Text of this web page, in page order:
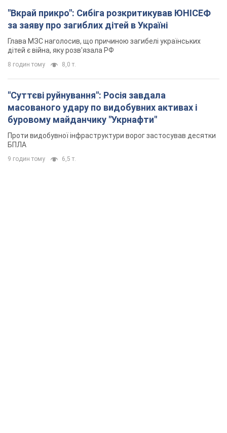
"Вкрай прикро": Сибіга розкритикував ЮНІСЕФ
за заяву про загиблих дітей в Україні
Глава МЗС наголосив, що причиною загибелі українських
дітей є війна, яку розв'язала РФ
8 годин тому 8,0 т.
"Суттєві руйнування": Росія завдала
масованого удару по видобувних активах і
буровому майданчику "Укрнафти"
Проти видобувної інфраструктури ворог застосував десятки
БПЛА
9 годин тому 6,5 т.